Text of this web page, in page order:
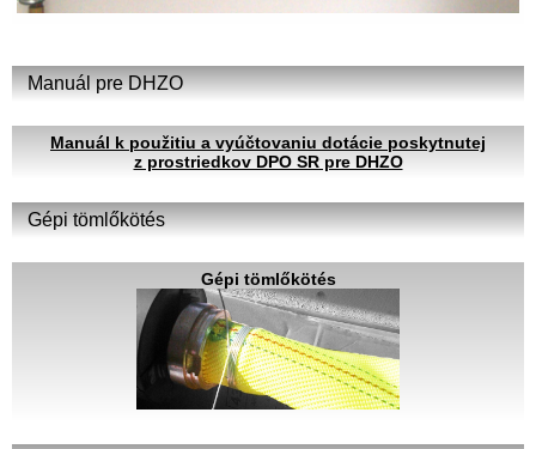
Manuál pre DHZO
Manuál k použitiu a vyúčtovaniu dotácie poskytnutej
z prostriedkov DPO SR pre DHZO
Gépi tömlőkötés
Gépi tömlőkötés